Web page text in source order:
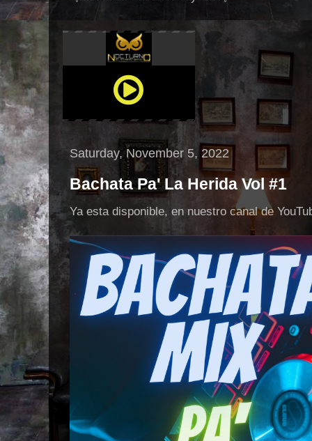
Saturday, November 5, 2022
Bachata Pa' La Herida Vol #1
Ya esta disponible, en nuestro canal de